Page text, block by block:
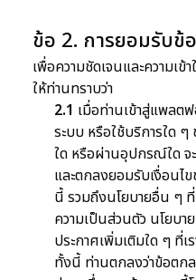
ข้อ 2. การยอมรับข้
เพื่อความชัดเจนและความเข้
ให้ท่านทราบว่า
2.1 เมื่อท่านเข้าสู่แพลต
ระบบ หรือใช้บริการใด ๆ
ใด หรือผ่านอุปกรณ์ใด จะ
และตกลงยอมรับเงื่อนไ
นี้ รวมถึงนโยบายอื่น ๆ ที่
ความเป็นส่วนตัว นโยบ
ประกาศเพิ่มเติมใด ๆ ที่เ
ทั้งนี้ ท่านตกลงว่าข้อตก